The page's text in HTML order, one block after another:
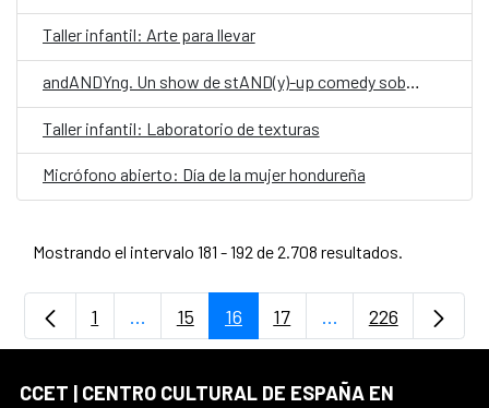
Taller infantil: Arte para llevar
andANDYng. Un show de stAND(y)-up comedy sobre vivir, morir y llegar a los treinta.
Taller infantil: Laboratorio de texturas
Micrófono abierto: Día de la mujer hondureña
Mostrando el intervalo 181 - 192 de 2.708 resultados.
Página
1 ...Páginas intermedias Use TAB para
Página
15 Página
16 Página
17 ...PáginasPágina
226
CCET | CENTRO CULTURAL DE ESPAÑA EN